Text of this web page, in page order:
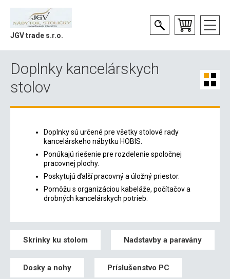
JGV trade s.r.o.
Doplnky kancelárskych
stolov
Doplnky sú určené pre všetky stolové rady
kancelárskeho nábytku HOBIS.
Ponúkajú riešenie pre rozdelenie spoločnej
pracovnej plochy.
Poskytujú ďalší pracovný a úložný priestor.
Pomôžu s organizáciou kabeláže, počítačov a
drobných kancelárskych potrieb.
Skrinky ku stolom Nadstavby a paravány
Dosky a nohy Príslušenstvo PC